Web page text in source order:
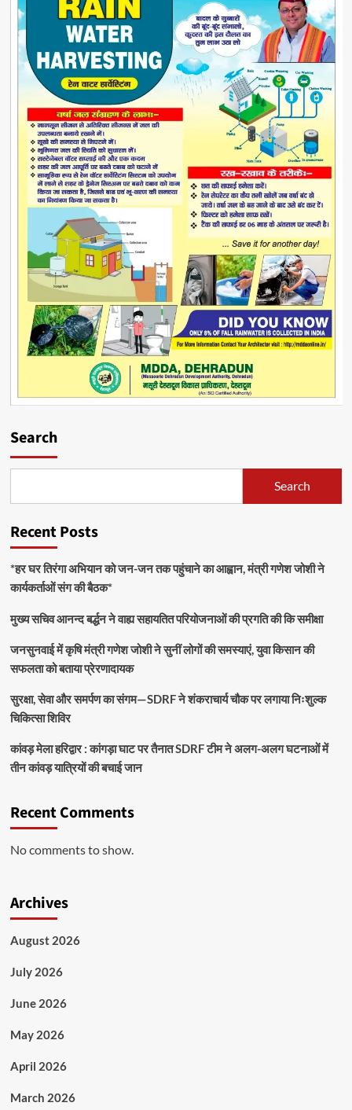
Search
Search
Recent Posts
*हर घर तिरंगा अभियान को जन-जन तक पहुंचाने का आह्वान, मंत्री गणेश जोशी ने
कार्यकर्ताओं संग की बैठक*
मुख्य सचिव आनन्द बर्द्धन ने वाह्य सहायतित परियोजनाओं की प्रगति की कि समीक्षा
जनसुनवाई में कृषि मंत्री गणेश जोशी ने सुनीं लोगों की समस्याएं, युवा किसान की
सफलता को बताया प्रेरणादायक
सुरक्षा, सेवा और समर्पण का संगम—SDRF ने शंकराचार्य चौक पर लगाया निःशुल्क
चिकित्सा शिविर
कांवड़ मेला हरिद्वार : कांगड़ा घाट पर तैनात SDRF टीम ने अलग-अलग घटनाओं में
तीन कांवड़ यात्रियों की बचाई जान
Recent Comments
No comments to show.
Archives
August 2026
July 2026
June 2026
May 2026
April 2026
March 2026